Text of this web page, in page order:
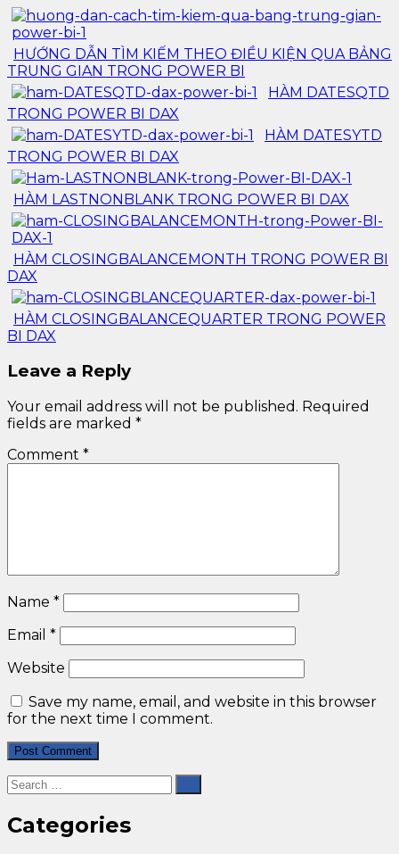
HƯỚNG DẪN TÌM KIẾM THEO ĐIỀU KIỆN QUA BẢNG
TRUNG GIAN TRONG POWER BI
HÀM DATESQTD
TRONG POWER BI DAX
HÀM DATESYTD
TRONG POWER BI DAX
HÀM LASTNONBLANK TRONG POWER BI DAX
HÀM CLOSINGBALANCEMONTH TRONG POWER BI
DAX
HÀM CLOSINGBALANCEQUARTER TRONG POWER
BI DAX
Leave a Reply
Your email address will not be published. Required
fields are marked *
Comment *
Name *
Email *
Website
Save my name, email, and website in this browser
for the next time I comment.
Categories